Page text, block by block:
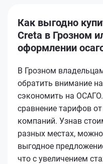
Как выгодно
Creta в Грозном
оформлении
В Грозном
обратить внимание
сэкономить на
сравнение тарифов
компаний. Узнав
разных местах,
выгодное
что с увеличением